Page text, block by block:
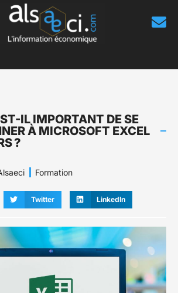
IL IMPORTANT DE SE
À MICROSOFT EXCEL
?
Formation
Twitter LinkedIn